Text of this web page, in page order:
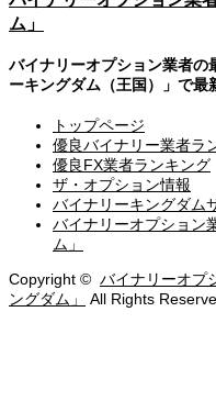
ム」
バイナリーオプション業者の
ーキングダム（王国）」で最
トップページ
優良バイナリー業者ラ
優良FX業者ランキング
ザ・オプション情報
バイナリーキングダム
バイナリーオプション
ム」
Copyright © バイナリーオプ
ングダム」
All Rights